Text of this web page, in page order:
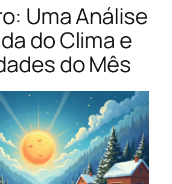
Uma Análise
do Clima e
do Mês